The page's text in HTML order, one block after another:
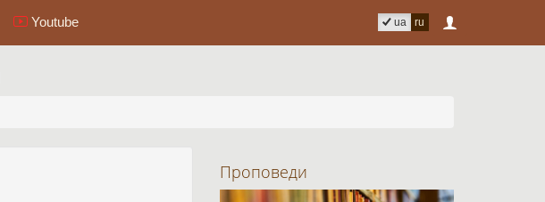
Youtube ua ru
Проповеди